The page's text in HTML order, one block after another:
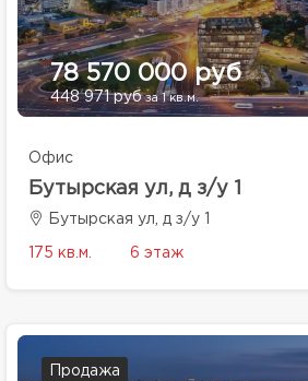
78 570 000 руб
448 971 рубза 1 кв.м.
Офис
Бутырская ул, д з/у 1
Бутырская ул, д з/у 1
175 кв.м. 6 этаж
Продажа